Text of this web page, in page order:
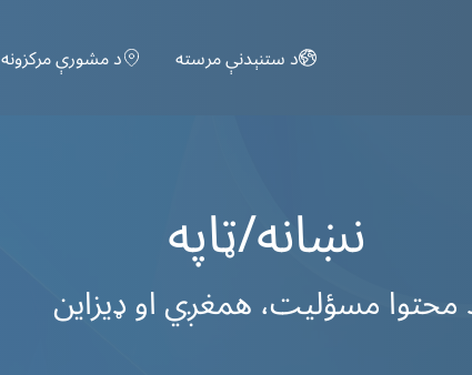
د ستنېدنې مرسته
د مشورې مرکزونه
نښانه/ټاپه
محتوا مسؤلیت، همغږي او ډیزاین